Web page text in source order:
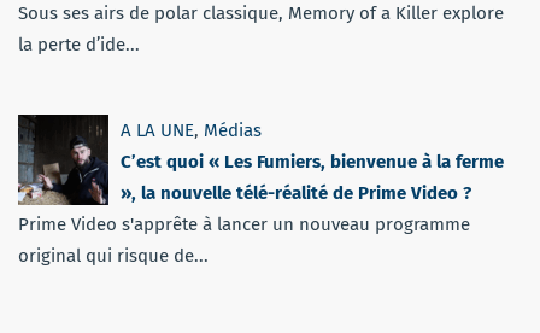
Sous ses airs de polar classique, Memory of a Killer explore
la perte d’ide...
A LA UNE, Médias
C’est quoi « Les Fumiers, bienvenue à la ferme
», la nouvelle télé-réalité de Prime Video ?
Prime Video s'apprête à lancer un nouveau programme
original qui risque de...